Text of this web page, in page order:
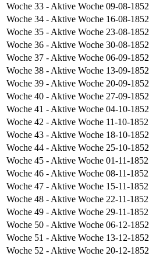
Woche 33 - Aktive Woche 09-08-1852
Woche 34 - Aktive Woche 16-08-1852
Woche 35 - Aktive Woche 23-08-1852
Woche 36 - Aktive Woche 30-08-1852
Woche 37 - Aktive Woche 06-09-1852
Woche 38 - Aktive Woche 13-09-1852
Woche 39 - Aktive Woche 20-09-1852
Woche 40 - Aktive Woche 27-09-1852
Woche 41 - Aktive Woche 04-10-1852
Woche 42 - Aktive Woche 11-10-1852
Woche 43 - Aktive Woche 18-10-1852
Woche 44 - Aktive Woche 25-10-1852
Woche 45 - Aktive Woche 01-11-1852
Woche 46 - Aktive Woche 08-11-1852
Woche 47 - Aktive Woche 15-11-1852
Woche 48 - Aktive Woche 22-11-1852
Woche 49 - Aktive Woche 29-11-1852
Woche 50 - Aktive Woche 06-12-1852
Woche 51 - Aktive Woche 13-12-1852
Woche 52 - Aktive Woche 20-12-1852